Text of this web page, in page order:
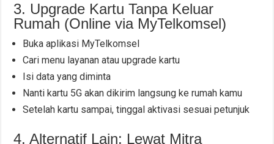
3. Upgrade Kartu Tanpa Keluar
Rumah (Online via MyTelkomsel)
Buka aplikasi MyTelkomsel
Cari menu layanan atau upgrade kartu
Isi data yang diminta
Nanti kartu 5G akan dikirim langsung ke rumah kamu
Setelah kartu sampai, tinggal aktivasi sesuai petunjuk
4. Alternatif Lain: Lewat Mitra